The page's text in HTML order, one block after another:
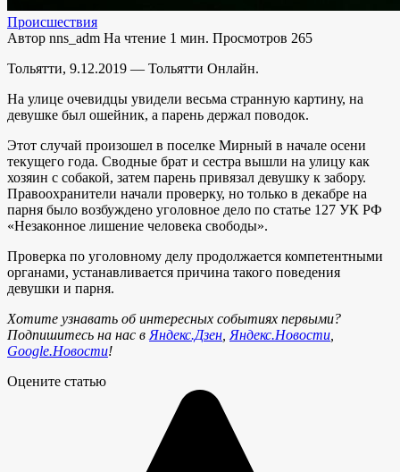
Происшествия
Автор nns_adm На чтение 1 мин. Просмотров 265
Тольятти, 9.12.2019 — Тольятти Онлайн.
На улице очевидцы увидели весьма странную картину, на
девушке был ошейник, а парень держал поводок.
Этот случай произошел в поселке Мирный в начале осени
текущего года. Сводные брат и сестра вышли на улицу как
хозяин с собакой, затем парень привязал девушку к забору.
Правоохранители начали проверку, но только в декабре на
парня было возбуждено уголовное дело по статье 127 УК РФ
«Незаконное лишение человека свободы».
Проверка по уголовному делу продолжается компетентными
органами, устанавливается причина такого поведения
девушки и парня.
Хотите узнавать об интересных событиях первыми?
Подпишитесь на нас в Яндекс.Дзен Яндекс.Новости
Google.Новости!
Оцените статью